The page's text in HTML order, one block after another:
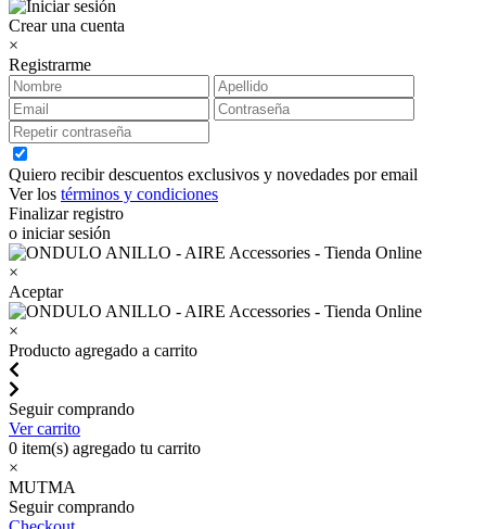
Crear una cuenta
×
Registrarme
Quiero recibir descuentos exclusivos y novedades por email
Ver los términos y condiciones
Finalizar registro
o iniciar sesión
×
Aceptar
×
Producto agregado a carrito
Seguir comprando
Ver carrito
0 item(s) agregado tu carrito
×
MUTMA
Seguir comprando